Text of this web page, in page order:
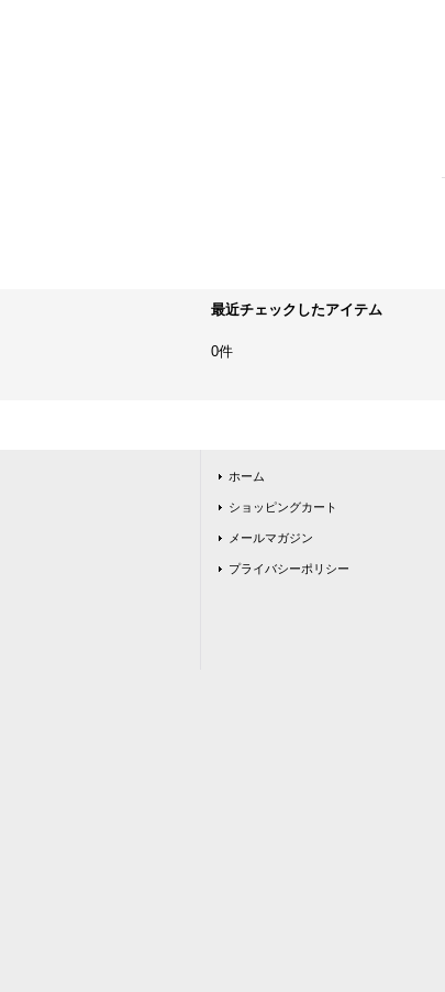
最近チェックしたアイテム
0件
ホーム
ショッピングカート
メールマガジン
プライバシーポリシー